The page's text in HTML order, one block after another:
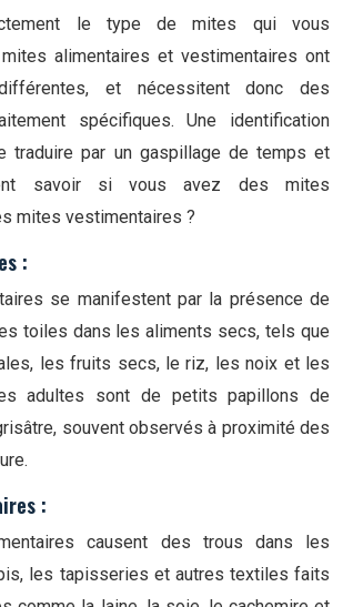
le type de mites qui vous
alimentaires et vestimentaires ont
et nécessitent donc des
spécifiques. Une identification
traduire par un gaspillage de temps et
savoir si vous avez des mites
mites vestimentaires ?
:
se manifestent par la présence de
toiles dans les aliments secs, tels que
les fruits secs, le riz, les noix et les
adultes sont de petits papillons de
souvent observés à proximité des
:
causent des trous dans les
les tapisseries et autres textiles faits